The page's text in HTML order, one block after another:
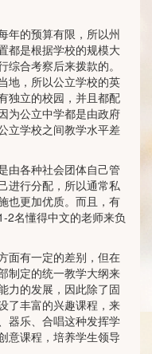
年的预算有限，所以州
都是根据学校的规模大
合考察后来拨款的。
地，所以公立学校的英
独立的校园，并且都配
为公立中学都是由政府
立学校之间教学水平差
由各种社会团体自己管
进行分配，所以通常私
也更加优质。而且，有
2名懂得中文的老师来负
面有一定的差别，但在
制定的统一教学大纲来
力的发展，因此除了固
了丰富的兴趣课程，来
器乐、合唱这种发挥学
意课程，培养学生领导